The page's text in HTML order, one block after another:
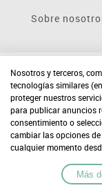
Sobre
Nosotros y terceros,
tecnologías similares
proteger nuestros
para publicar anuncios
consentimiento o
cambiar las opciones
cualquier momento
Más